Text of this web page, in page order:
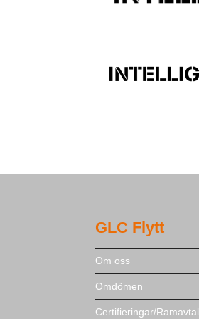
GLC Flytt
Om oss
Omdömen
Certifieringar/Ramavtal